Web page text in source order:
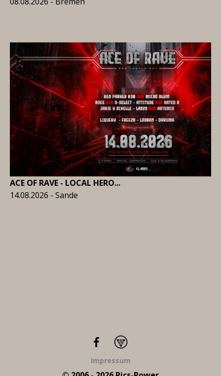
ACE OF RAVE - LOCAL HERO...
14.08.2026 - Sande
Impressum